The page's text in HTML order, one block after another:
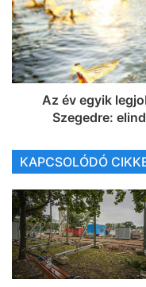
Az év egyik
Szegedre:
KAPCSOLÓDÓ